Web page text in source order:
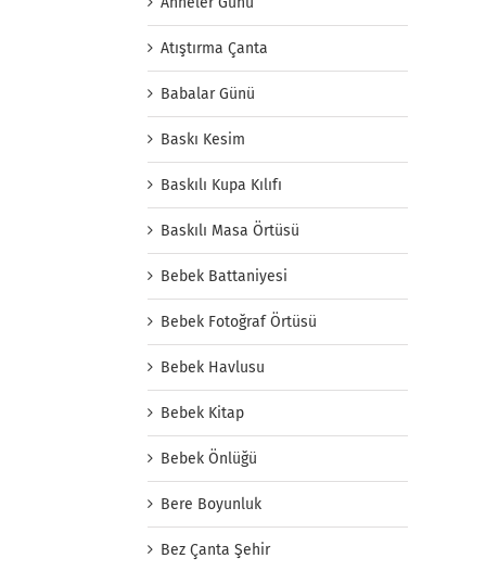
Atıştırma Çanta
Babalar Günü
Baskı Kesim
Baskılı Kupa Kılıfı
Baskılı Masa Örtüsü
Bebek Battaniyesi
Bebek Fotoğraf Örtüsü
Bebek Havlusu
Bebek Kitap
Bebek Önlüğü
Bere Boyunluk
Bez Çanta Şehir